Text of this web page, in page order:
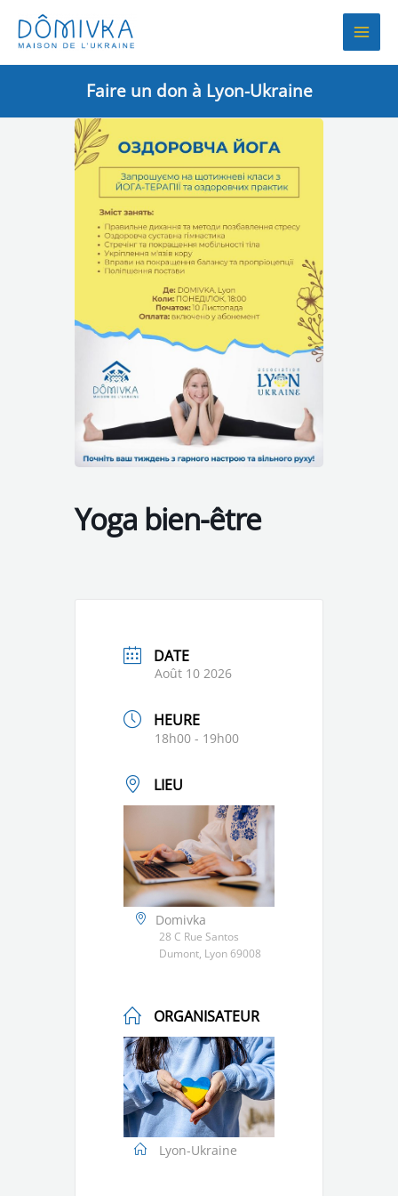
contenu
Faire un don à Lyon-Ukraine
Yoga bien-être
DATE
Août 10 2026
HEURE
18h00 - 19h00
LIEU
Domivka
28 C Rue Santos
Dumont, Lyon 69008
ORGANISATEUR
Lyon-Ukraine